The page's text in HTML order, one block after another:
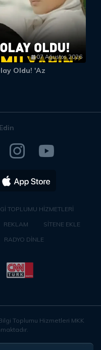
07 Ağustos 2026
Oldu! 'Az
TOPLUMU HİZMETLERİ
REKLAM
SİTENE EKLE
RADYO DİNLE
Bilgi Toplumu Hizmetleri MKK